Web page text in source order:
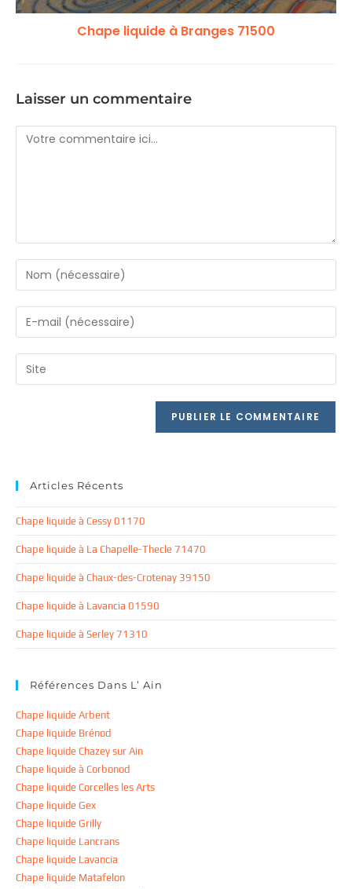
Chape liquide à Branges 71500
Laisser un commentaire
Comment
Enter
your
name
to
comment
Enter
your
email
address
Saisir
l’URL
Articles Récents
Chape liquide à Cessy 01170
Chape liquide à La Chapelle-Thecle 71470
Chape liquide à Chaux-des-Crotenay 39150
Chape liquide à Lavancia 01590
Chape liquide à Serley 71310
Références Dans L’ Ain
Chape liquide Arbent
Chape liquide Brénod
Chape liquide Chazey sur Ain
Chape liquide à Corbonod
Chape liquide Corcelles les Arts
Chape liquide Gex
Chape liquide Grilly
Chape liquide Lancrans
Chape liquide Lavancia
Chape liquide Matafelon